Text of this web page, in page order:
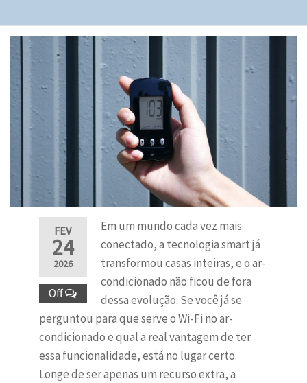
FEV
24
2026
Off
Em um mundo cada vez mais
conectado, a tecnologia smart já
transformou casas inteiras, e o ar-
condicionado não ficou de fora
dessa evolução. Se você já se
perguntou para que serve o Wi-Fi no ar-
condicionado e qual a real vantagem de ter
essa funcionalidade, está no lugar certo.
Longe de ser apenas um recurso extra, a